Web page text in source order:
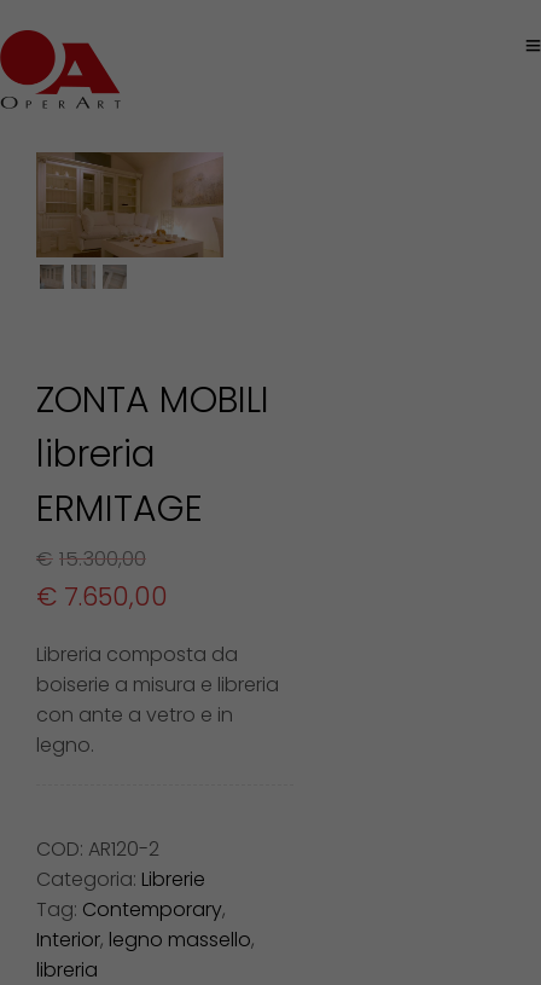
ZONTA MOBILI
libreria
ERMITAGE
€ 15.300,00
€ 7.650,00
Libreria composta da
boiserie a misura e libreria
con ante a vetro e in
legno.
COD: AR120-2
Categoria: Librerie
Tag: Contemporary,
Interior, legno massello,
libreria